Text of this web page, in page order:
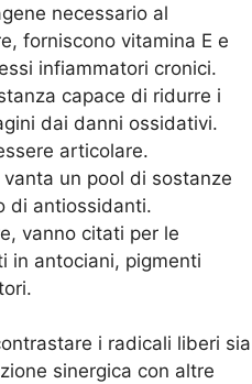
necessario al
forniscono vitamina E e
infiammatori cronici.
capace di ridurre i
dai danni ossidativi.
articolare.
un pool di sostanze
di antiossidanti.
vanno citati per le
in antociani, pigmenti
i radicali liberi sia
sinergica con altre